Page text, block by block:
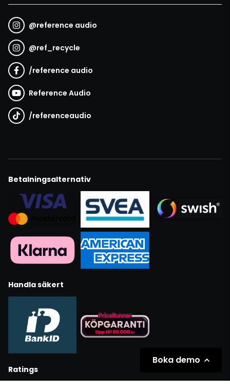
@reference audio
@ref_recycle
/reference audio
Reference Audio
/referenceaudio
Betalningsalternativ
Handla säkert
Ratings
Boka demo